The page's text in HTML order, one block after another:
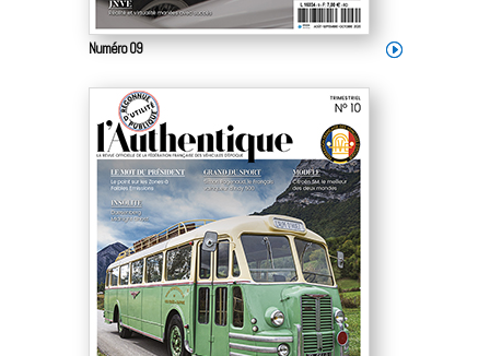
Numéro 09